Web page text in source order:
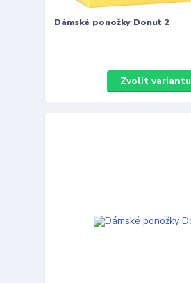
Dámské ponožky Donut 2
Zvolit variantu